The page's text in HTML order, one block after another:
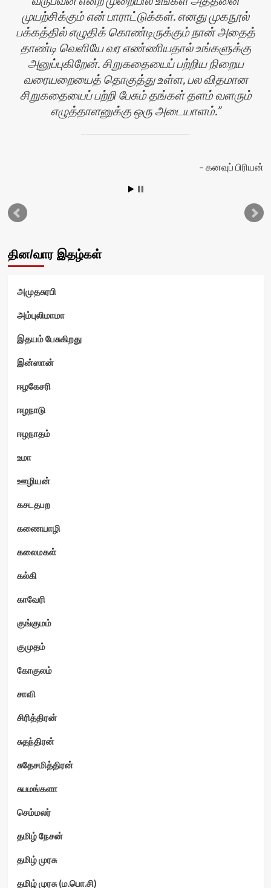
முயற்சிக்கும் என் பாராட்டுக்கள். எனது முகநூல்
பக்கத்தில் எழுதிக் கொண்டிருக்கும் நான் அதைத்
தாண்டி வெளியே வர எண்ணியதால் உங்களுக்கு
அனுப்புகிறேன். சிறுகதையைப் பற்றிய நிறைய
வரையறையைத் தொகுத்து உள்ள, பல விதமான
சிறுகதையைப் பற்றி பேசும் தங்கள் தளம் வளரும்
எழுத்தாளனுக்கு ஒரு அடையாளம்.
கனவுப் பிரியன்
தின/வார இதழ்கள்
அமுதசுரபி
அம்புலிமாமா
இதயம் பேசுகிறது
இன்ஸான்
ஈழகேசரி
ஈழநாடு
ஈழநாதம்
உமா
ஊழியன்
கசடதபற
கணையாழி
கலைமகள்
கல்கி
காவேரி
குங்குமம்
குமுதம்
கோகுலம்
சாவி
சிரித்திரன்
சுதந்திரன்
சுதேசமித்திரன்
சுபமங்களா
செம்மலர்
தமிழ் நேசன்
தமிழ் முரசு
தமிழ் முரசு (ம.பொ.சி)